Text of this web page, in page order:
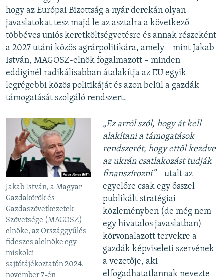
hogy az Európai Bizottság a nyár derekán olyan
javaslatokat tesz majd le az asztalra a következő
többéves uniós keretköltségvetésre és annak részeként
a 2027 utáni közös agrárpolitikára, amely – mint Jakab
István, MAGOSZ-elnök fogalmazott – minden
eddiginél radikálisabban átalakítja az EU egyik
legrégebbi közös politikáját és azon belül a gazdák
támogatását szolgáló rendszert.
Jakab István, a Magyar
Gazdakörök és
Gazdaszövetkezetek
Szövetsége (MAGOSZ)
elnöke, az Országgyűlés
fideszes alelnöke egy
miskolci
sajtótájékoztatón 2024.
november 7-én
„Ez arról szól, hogy át kell
alakítani a támogatások
rendszerét, hogy ettől kezdve
az ukrán csatlakozást tudják
finanszírozni”– utalt az
egyelőre csak egy ősszel
publikált stratégiai
közleményben (de még nem
egy hivatalos javaslatban)
körvonalazott tervekre a
gazdák képviseleti szervének
a vezetője, aki
elfogadhatatlannak nevezte